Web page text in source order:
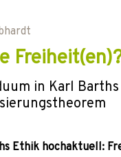
in Karl
Ethik hochaktuell: